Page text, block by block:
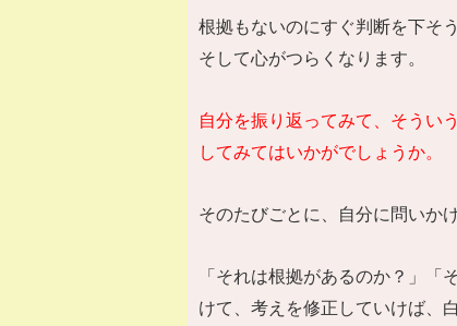
根拠もないのにすぐ判断を下そ
そして心がつらくなります。
自分を振り返ってみて、そうい
してみてはいかがでしょうか。
そのたびごとに、自分に問いか
「それは根拠があるのか？」
けて、考えを修正していけば、